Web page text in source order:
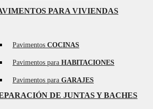
PARA VIVIENDAS
Pavimentos COCINAS
Pavimentos para HABITACIONES
Pavimentos para GARAJES
DE JUNTAS Y BACHES